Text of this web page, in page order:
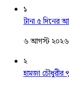
১
টানা ৫ দিনের
৬ আগস্ট
২
হামজা